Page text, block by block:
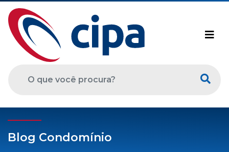
Blog Condomínio